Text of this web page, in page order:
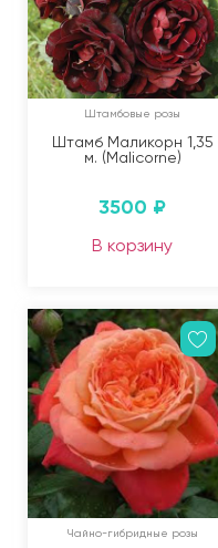
Штамбовые розы
Штамб Маликорн 1,35
м. (Malicorne)
3500 ₽
В корзину
Чайно-гибридные розы